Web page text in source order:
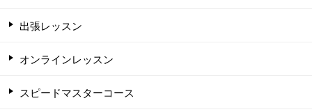
出張レッスン
オンラインレッスン
スピードマスターコース